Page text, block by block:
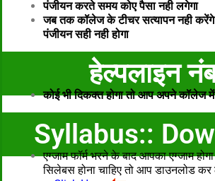
पंजीयन करते समय कोए पैसा नही लगेगा
जब तक कॉलेज के टीचर सत्यापन नही
पंजीयन सही नही होगा
हेल्पलाइन
कोई भी दिकक्त होगा तो आप अपने कॉलेज
Syllabus::
एग्जाम फॉर्म भरने के बाद आपका एग्जाम
सिलेबस होना चाहिए तो आप डाउनलोड कर